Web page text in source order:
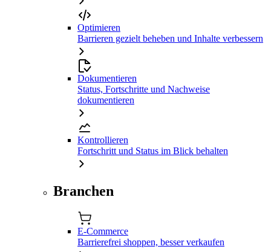
Optimieren
Barrieren gezielt beheben und Inhalte verbessern
Dokumentieren
Status, Fortschritte und Nachweise
dokumentieren
Kontrollieren
Fortschritt und Status im Blick behalten
Branchen
E-Commerce
Barrierefrei shoppen, besser verkaufen